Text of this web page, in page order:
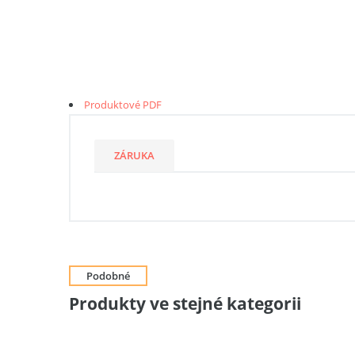
Produktové PDF
ZÁRUKA
Podobné
Produkty ve stejné kategorii